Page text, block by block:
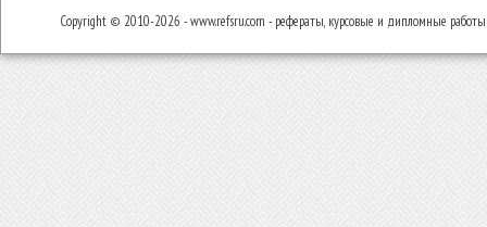
Copyright © 2010-2026 - www.refsru.com - рефераты, курсовые и дипломные работы